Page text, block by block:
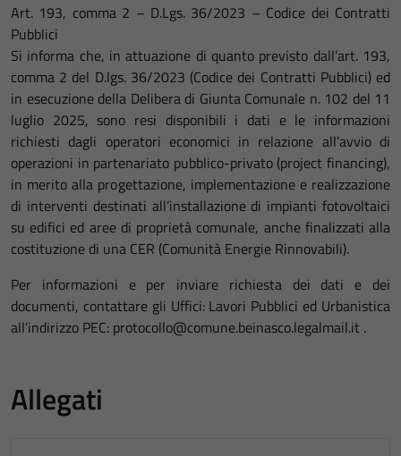
Art. 193, comma 2 – D.Lgs. 36/2023 – Codice dei Contratti
Pubblici
Si informa che, in attuazione di quanto previsto dall’art. 193,
comma 2 del D.lgs. 36/2023 (Codice dei Contratti Pubblici) ed
in esecuzione della Delibera di Giunta Comunale n. 102 del 11
luglio 2025, sono resi disponibili i dati e le informazioni
richiesti dagli operatori economici in relazione all’avvio di
operazioni in partenariato pubblico-privato (project financing),
in merito alla progettazione, implementazione e realizzazione
di interventi destinati all’installazione di impianti fotovoltaici
su edifici ed aree di proprietà comunale, anche finalizzati alla
costituzione di una CER (Comunità Energie Rinnovabili).
Per informazioni e per inviare richiesta dei dati e dei
documenti, contattare gli Uffici: Lavori Pubblici ed Urbanistica
all’indirizzo PEC: protocollo@comune.beinasco.legalmail.it .
Allegati